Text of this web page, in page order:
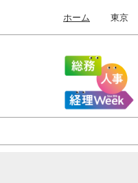
キ
プ
し
て
進
to
ホーム 東京